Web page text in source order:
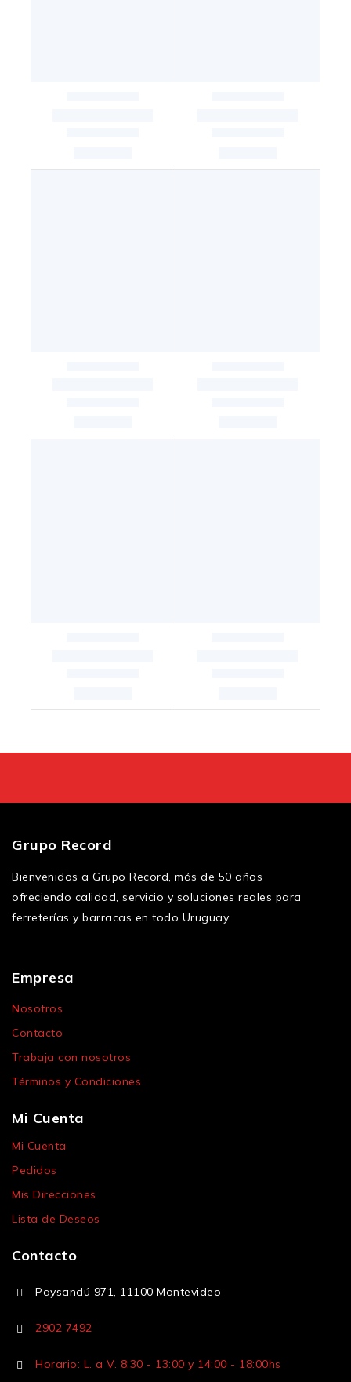
Grupo Record
Bienvenidos a Grupo Record, más de 50 años
ofreciendo calidad, servicio y soluciones reales para
ferreterías y barracas en todo Uruguay
Empresa
Nosotros
Contacto
Trabaja con nosotros
Términos y Condiciones
Mi Cuenta
Mi Cuenta
Pedidos
Mis Direcciones
Lista de Deseos
Contacto
Paysandú 971, 11100 Montevideo
2902 7492
Horario: L. a V. 8:30 - 13:00 y 14:00 - 18:00hs